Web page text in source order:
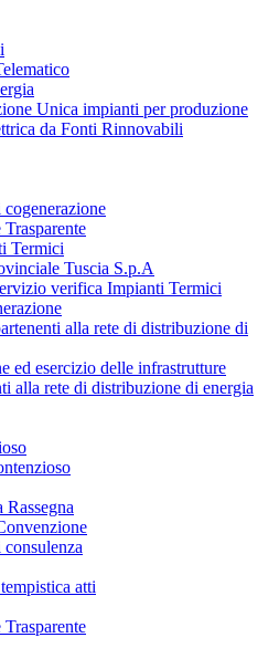
Unica impianti per produzione
da Fonti Rinnovabili
Termici
Tuscia S.p.A
verifica Impianti Termici
alla rete di distribuzione di
ed esercizio delle infrastrutture
alla rete di distribuzione di energia
atti